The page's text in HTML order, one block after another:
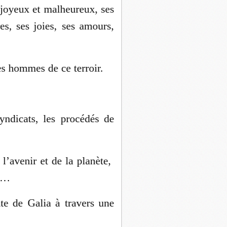
et malheureux, ses
ses joies, ses amours,
hommes de ce terroir.
les procédés de
et de la planète,
de Galia à travers une